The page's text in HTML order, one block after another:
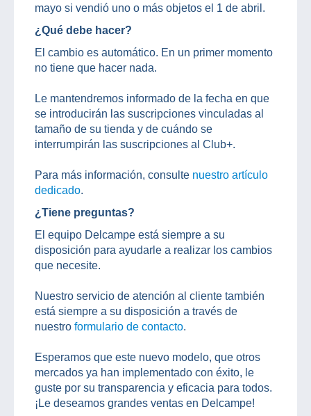
mayo si vendió uno o más objetos el 1 de abril.
¿Qué debe hacer?
El cambio es automático. En un primer momento
no tiene que hacer nada.
Le mantendremos informado de la fecha en que
se introducirán las suscripciones vinculadas al
tamaño de su tienda y de cuándo se
interrumpirán las suscripciones al Club+.
Para más información, consulte nuestro artículo
dedicado.
¿Tiene preguntas?
El equipo Delcampe está siempre a su
disposición para ayudarle a realizar los cambios
que necesite.
Nuestro servicio de atención al cliente también
está siempre a su disposición a través de
nuestro formulario de contacto.
Esperamos que este nuevo modelo, que otros
mercados ya han implementado con éxito, le
guste por su transparencia y eficacia para todos.
¡Le deseamos grandes ventas en Delcampe!